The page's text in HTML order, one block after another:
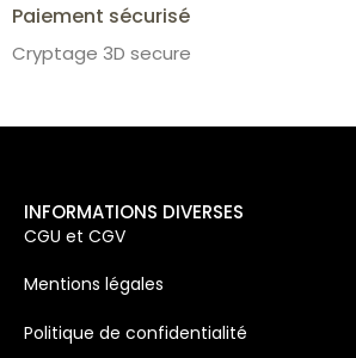
Paiement sécurisé
Cryptage 3D secure
INFORMATIONS DIVERSES
CGU et CGV
Mentions légales
Politique de confidentialité